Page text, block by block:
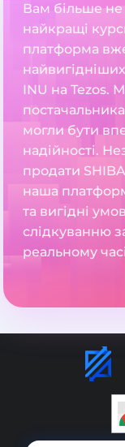
Вам більше
найкращі
платформа
INU на Tezos.
могли бути
надійності.
продати
наша
та вигідні
слідкуванню
реальному